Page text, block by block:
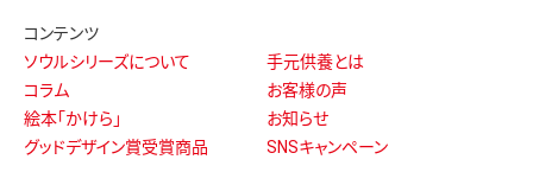
コンテンツ
ソウルシリーズについて
手元供養とは
コラム
お客様の声
絵本「かけら」
お知らせ
グッドデザイン賞受賞商品
SNSキャンペーン